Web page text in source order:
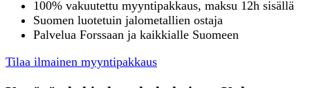
100% vakuutettu myyntipakkaus, maksu 12h sisällä
Suomen luotetuin jalometallien ostaja
Palvelua Forssaan ja kaikkialle Suomeen
Tilaa ilmainen myyntipakkaus